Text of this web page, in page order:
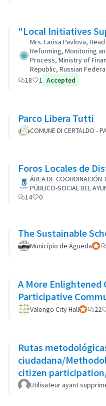
"Local Initiatives
Mrs. Larisa Pavlova,
Reforming, Monitoring
Process, Ministry of
Republic, Russian
18 1 Accepted
Parco Libera Tutti
COMUNE DI CERTALDO -
Foros Locales de
ÁREA DE COORDINACIÓN
PÚBLICO-SOCIAL DEL
14
0
The Sustainable
Município de Águeda
A More
Participative
Valongo City Hall 22
Rutas
ciudadana/
citizen
méthodologiques
Utilisateur ayant